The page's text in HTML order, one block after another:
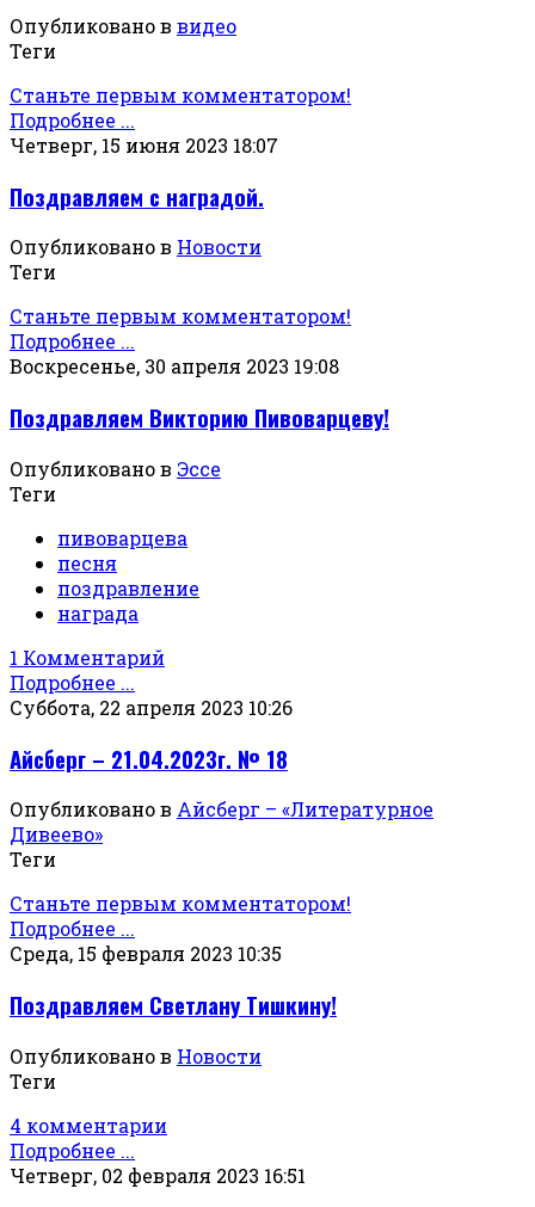
Опубликовано в видео
Теги
Станьте первым комментатором!
Подробнее ...
Четверг, 15 июня 2023 18:07
Поздравляем с наградой.
Опубликовано в Новости
Теги
Станьте первым комментатором!
Подробнее ...
Воскресенье, 30 апреля 2023 19:08
Поздравляем Викторию Пивоварцеву!
Опубликовано в Эссе
Теги
пивоварцева
песня
поздравление
награда
1 Комментарий
Подробнее ...
Суббота, 22 апреля 2023 10:26
Айсберг – 21.04.2023г. № 18
Опубликовано в Айсберг – «Литературное
Дивеево»
Теги
Станьте первым комментатором!
Подробнее ...
Среда, 15 февраля 2023 10:35
Поздравляем Светлану Тишкину!
Опубликовано в Новости
Теги
4 комментарии
Подробнее ...
Четверг, 02 февраля 2023 16:51